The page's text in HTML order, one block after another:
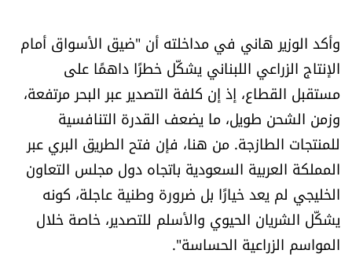
سجالات
صحّة وصحن
الرياضة
منوّعات
حظّك اليوم
وأكد الوزير هاني في مداخلته أن "ضيق الأسواق أمام
الإنتاج الزراعي اللبناني يشكّل خطرًا داهمًا على
مستقبل القطاع، إذ إن كلفة التصدير عبر البحر مرتفعة،
وزمن الشحن طويل، ما يضعف القدرة التنافسية
للمنتجات الطازجة. من هنا، فإن فتح الطريق البري عبر
المملكة العربية السعودية باتجاه دول مجلس التعاون
الخليجي لم يعد خيارًا بل ضرورة وطنية عاجلة، كونه
يشكّل الشريان الحيوي والأسلم للتصدير، خاصة خلال
المواسم الزراعية الحساسة".